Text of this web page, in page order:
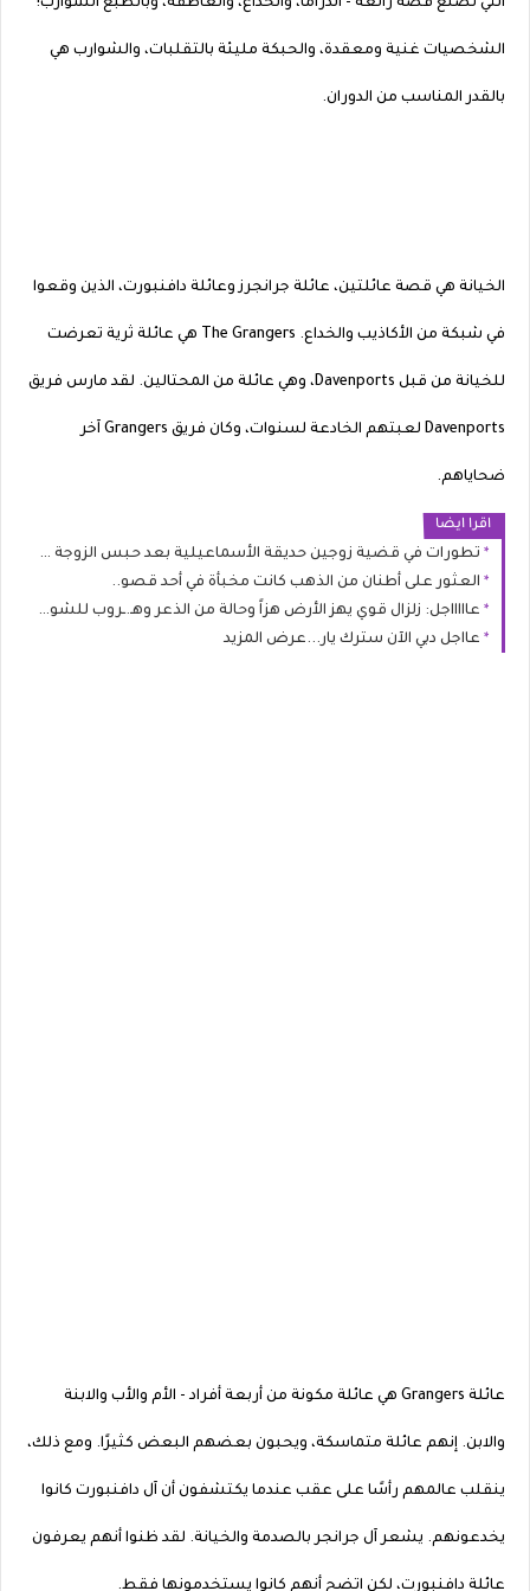
التي تصنع قصة رائعة - الدراما، والخداع، والعاطفة، وبالطبع الشوارب!
الشخصيات غنية ومعقدة، والحبكة مليئة بالتقلبات، والشوارب هي
بالقدر المناسب من الدوران.
الخيانة هي قصة عائلتين، عائلة جرانجرز وعائلة دافنبورت، الذين وقعوا
في شبكة من الأكاذيب والخداع. The Grangers هي عائلة ثرية تعرضت
للخيانة من قبل Davenports، وهي عائلة من المحتالين. لقد مارس فريق
Davenports لعبتهم الخادعة لسنوات، وكان فريق Grangers آخر
ضحاياهم.
اقرا ايضا
تطورات في قضية زوجين حديقة الأسماعيلية بعد حبس الزوجة .....المزيد
العثور على أطنان من الذهب كانت مخبأة في أحد قصو..
عاااااجل: زلزال قوي يهز الأرض هزاً وحالة من الذعر وهـ.ـروب للشوارع.. عرض المزيد
عااجل دبي الآن سترك يار...عرض المزيد
عائلة Grangers هي عائلة مكونة من أربعة أفراد - الأم والأب والابنة
والابن. إنهم عائلة متماسكة، ويحبون بعضهم البعض كثيرًا. ومع ذلك،
ينقلب عالمهم رأسًا على عقب عندما يكتشفون أن آل دافنبورت كانوا
يخدعونهم. يشعر آل جرانجر بالصدمة والخيانة. لقد ظنوا أنهم يعرفون
عائلة دافنبورت، لكن اتضح أنهم كانوا يستخدمونها فقط.